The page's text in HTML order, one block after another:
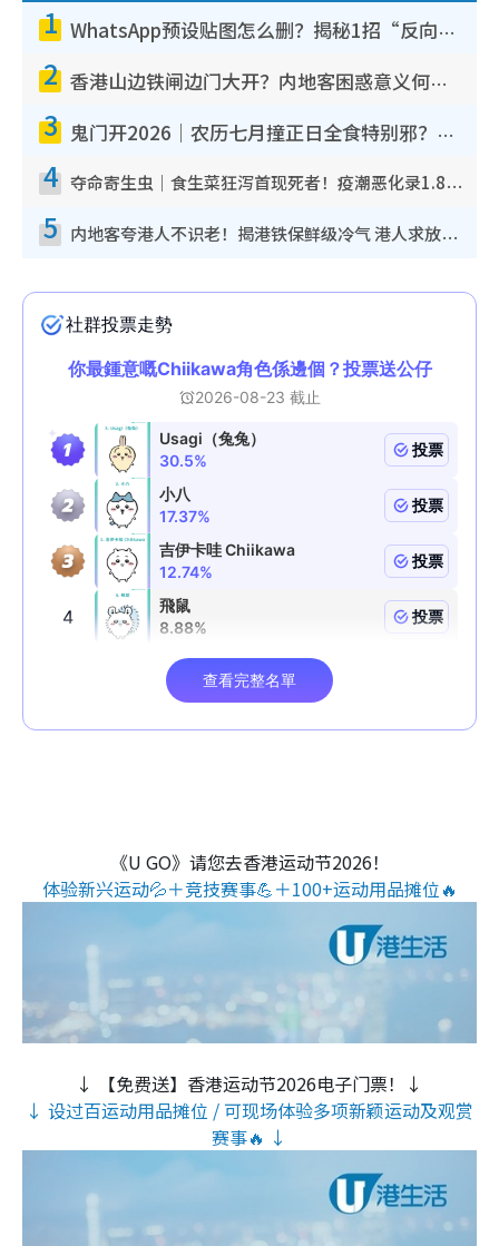
1 WhatsApp预设贴图怎么删？揭秘1招“反向操作”还原简洁界面 附3步实测教程
2 香港山边铁闸边门大开？内地客困惑意义何在！网友神回复：这种叫法理性防御
3 鬼门开2026｜农历七月撞正日全食特别邪？专家警告切忌做一事！揭4大禁忌+2招保平安
4 夺命寄生虫｜食生菜狂泻首现死者！疫潮恶化录1.8万宗病例 揭洗菜3大谬误
5 内地客夸港人不识老！揭港铁保鲜级冷气 港人求放过：别投诉
《U GO》请您去香港运动节2026！
体验新兴运动💦＋竞技赛事💪＋100+运动用品摊位🔥
↓ 【免费送】香港运动节2026电子门票！↓
↓ 设过百运动用品摊位 / 可现场体验多项新颖运动及观赏
赛事🔥 ↓